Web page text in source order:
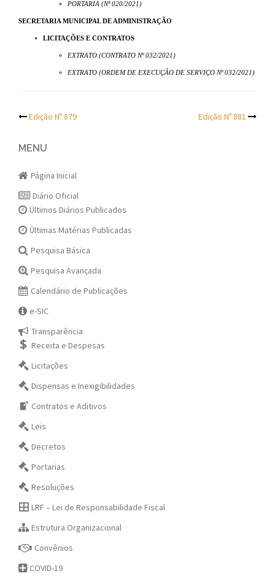
PORTARIA (Nº 020/2021)
SECRETARIA MUNICIPAL DE ADMINISTRAÇÃO
LICITAÇÕES E CONTRATOS
EXTRATO (CONTRATO Nº 032/2021)
EXTRATO (ORDEM DE EXECUÇÃO DE SERVIÇO Nº 032/2021)
Post
navigation
Edição Nº 879 Edição Nº 881
MENU
Página Inicial
Diário Oficial
Últimos Diários Publicados
Últimas Matérias Publicadas
Pesquisa Básica
Pesquisa Avançada
Calendário de Publicações
e-SIC
Transparência
Receita e Despesas
Licitações
Dispensas e Inexigibilidades
Contratos e Aditivos
Leis
Decretos
Portarias
Resoluções
LRF – Lei de Responsabilidade Fiscal
Estrutura Organizacional
Convênios
COVID-19